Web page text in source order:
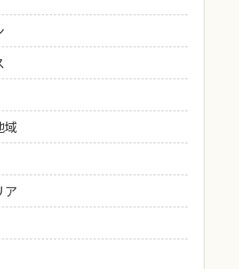
域
ア